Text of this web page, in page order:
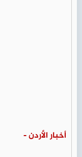
أخبار الأردن -